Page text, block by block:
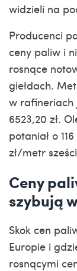
widzieli na
Producenci
ceny paliw i
rosnące
giełdach.
w rafineriach
6523,20 zł.
potaniał o
zł/metr
Ceny
szybują
Skok cen
Europie i
rosnącymi